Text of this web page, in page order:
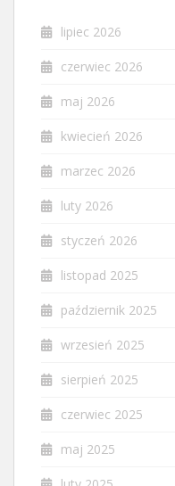
lipiec 2026
czerwiec 2026
maj 2026
kwiecień 2026
marzec 2026
luty 2026
styczeń 2026
listopad 2025
październik 2025
wrzesień 2025
sierpień 2025
czerwiec 2025
maj 2025